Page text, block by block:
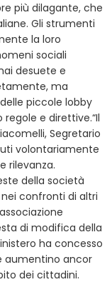
più dilagante, che
Gli strumenti
la loro
sociali
desuete e
ma
piccole lobby
e direttive.“Il
Segretario
volontariamente
rilevanza.
della società
confronti di altri
di modifica della
ha concesso
aumentino ancor
dei cittadini.